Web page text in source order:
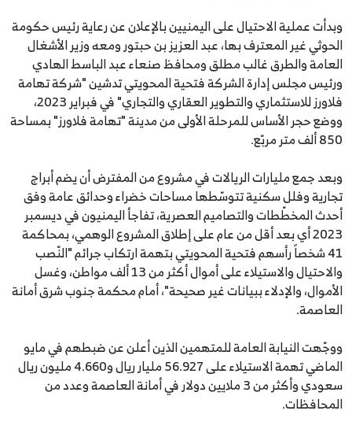
وبدأت عملية الاحتيال على اليمنيين بالإعلان عن رعاية رئيس حكومة
الحوثي غير المعترف بها، عبد العزيز بن حبتور ومعه وزير الأشغال
العامة والطرق غالب مطلق ومحافظ صنعاء عبد الباسط الهادي
ورئيس مجلس إدارة الشركة فتحية المحويتي تدشين "شركة تهامة
فلاورز للاستثماري والتطوير العقاري والتجاري" في فبراير 2023،
ووضع حجر الأساس للمرحلة الأولى من مدينة "تهامة فلاورز" بمساحة
850 ألف متر مربّع.
وبعد جمع مليارات الريالات في مشروع من المفترض أن يضم أبراج
تجارية وفلل سكنية تتوسّطها مساحات خضراء وحدائق عامة وفق
أحدث المخطّطات والتصاميم العصرية، تفاجأ اليمنيون في ديسمبر
2023 أي بعد أقل من عام على إطلاق المشروع الوهمي، بمحاكمة
41 شخصاً رأسهم فتحية المحويتي بتهمة ارتكاب جرائم "النّصب
والاحتيال والاستيلاء على أموال أكثر من 13 ألف مواطن، وغسل
الأموال، والإدلاء ببيانات غير صحيحة"، أمام محكمة جنوب شرق أمانة
العاصمة.
ووجّهت النيابة العامة للمتهمين الذين أعلن عن ضبطهم في مايو
الماضي تهمة الاستيلاء على 56.927 مليار ريال و4.660 مليون ريال
سعودي وأكثر من 3 ملايين دولار في أمانة العاصمة وعدد من
المحافظات.